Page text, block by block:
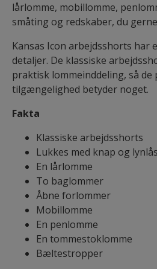
lårlomme, mobillomme,
småting og redskaber, du
Kansas Icon arbejdsshorts
detaljer. De klassiske
praktisk lommeinddeling, så
tilgængelighed betyder noget.
Fakta
Klassiske arbejdsshorts
Lukkes med knap og lynlås
En lårlomme
To baglommer
Åbne forlommer
Mobillomme
En penlomme
En tommestoklomme
Bæltestropper